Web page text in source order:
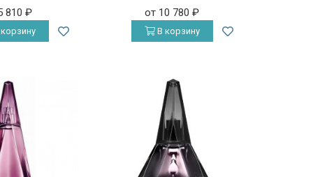
810₽ от 10 780₽
В корзину